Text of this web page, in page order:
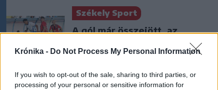
Krónika - Do Not Process My Personal Information
If you wish to opt-out of the sale, sharing to third parties, or
processing of your personal or sensitive information for
Székely Sport
A gól már összejött, az
áttörés még nem az FK-nak
(videóval)
Nőileg